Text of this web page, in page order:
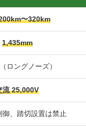
〜320km
1,435mm
ロングノーズ）
流 25,000V
御、踏切設置は禁止